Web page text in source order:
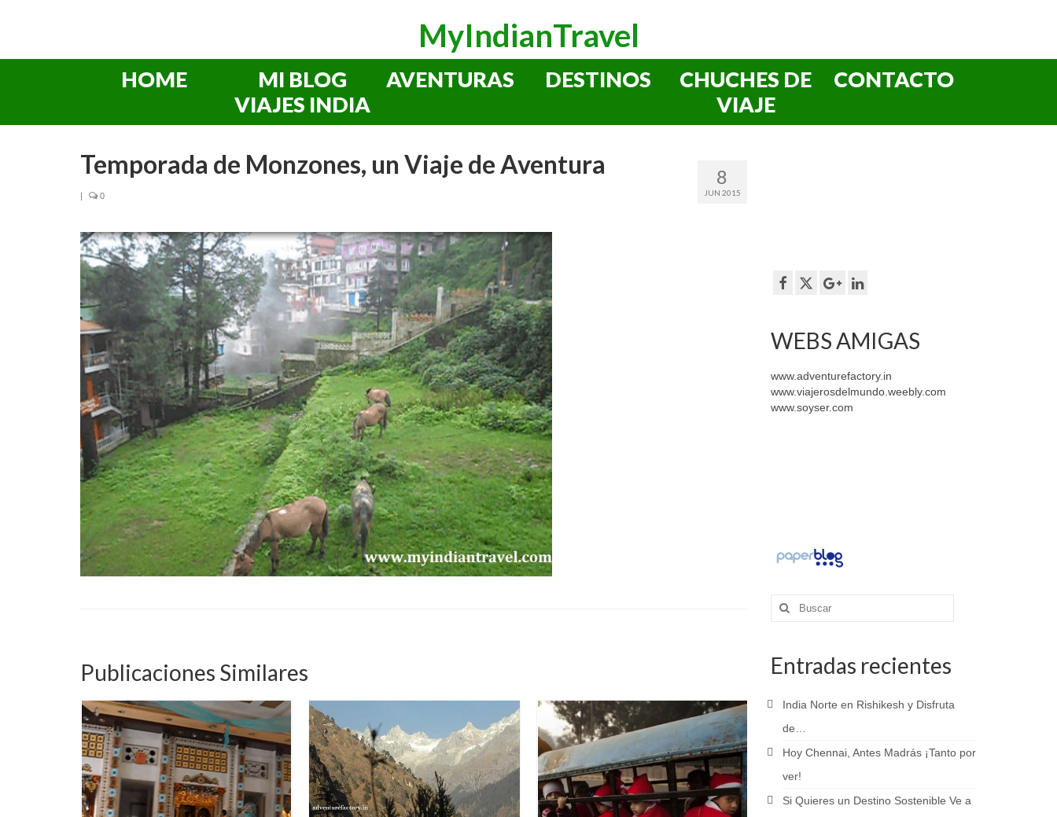
MyIndianTravel
HOME
MI BLOG
VIAJES INDIA
AVENTURAS DESTINOS
CHUCHES DE
VIAJE
CONTACTO
8
JUN 2015
Temporada de Monzones, un Viaje de Aventura
| 0
Publicaciones Similares
WEBS AMIGAS
www.adventurefactory.in
www.viajerosdelmundo.weebly.com
www.soyser.com
Buscar
por:
Entradas recientes
India Norte en Rishikesh y Disfruta
de…
Hoy Chennai, Antes Madrás ¡Tanto por
ver!
Si Quieres un Destino Sostenible Ve a